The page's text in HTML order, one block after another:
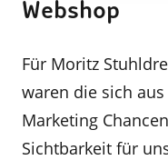
Webshop
Für Moritz
waren die sich
Marketing
Sichtbarkeit für